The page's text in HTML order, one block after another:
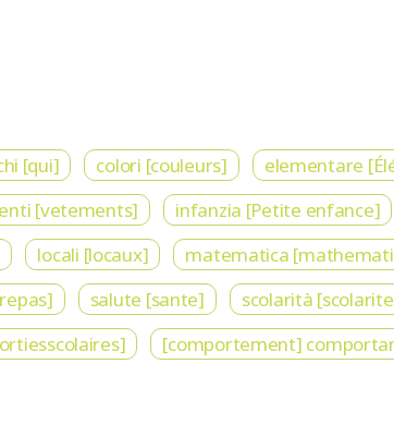
[qui] colori [couleurs] elementare
[vetements] infanzia [Petite enfance]
locali [locaux] matematica
salute [sante] scolarità
[comportement]